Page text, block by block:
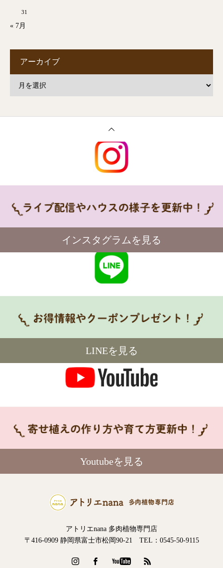
31
« 7月
アーカイブ
インスタグラムを見る
LINEを見る
Youtubeを見る
アトリエnana 多肉植物専門店
〒416-0909 静岡県富士市松岡90-21 TEL：0545-50-9115